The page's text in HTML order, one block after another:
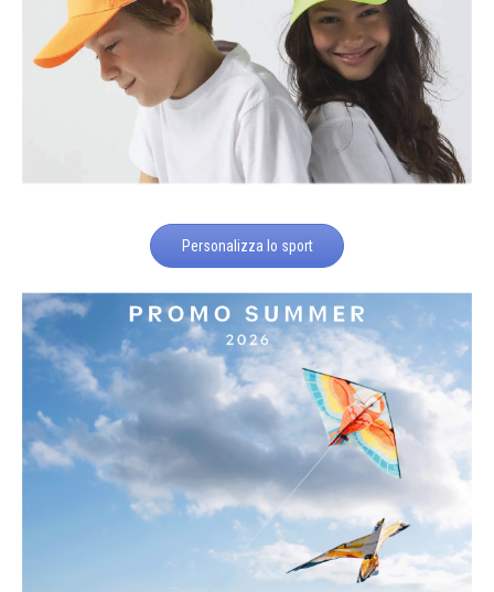
Personalizza lo sport